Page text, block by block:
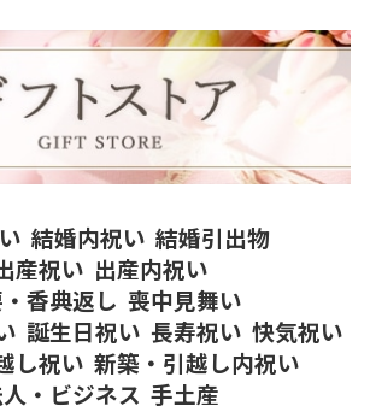
結婚内祝い 結婚引出物
産祝い 出産内祝い
香典返し 喪中見舞い
誕生日祝い 長寿祝い 快気祝い
し祝い 新築・引越し内祝い
・ビジネス 手土産